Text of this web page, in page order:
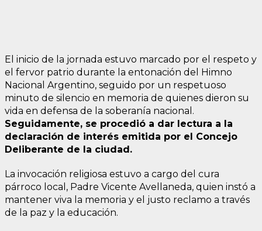
El inicio de la jornada estuvo marcado por el respeto y
el fervor patrio durante la entonación del Himno
Nacional Argentino, seguido por un respetuoso
minuto de silencio en memoria de quienes dieron su
vida en defensa de la soberanía nacional.
Seguidamente, se procedió a dar lectura a la
declaración de interés emitida por el Concejo
Deliberante de la ciudad.
La invocación religiosa estuvo a cargo del cura
párroco local, Padre Vicente Avellaneda, quien instó a
mantener viva la memoria y el justo reclamo a través
de la paz y la educación.